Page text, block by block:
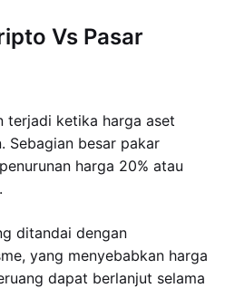
Vs Pasar
terjadi ketika harga aset
Sebagian besar pakar
harga 20% atau
ditandai dengan
yang menyebabkan harga
dapat berlanjut selama